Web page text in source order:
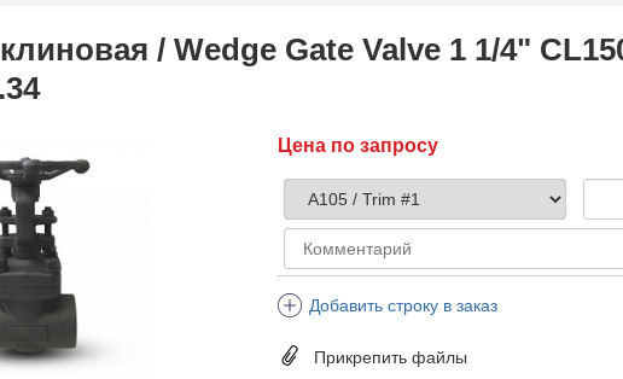
/ Wedge Gate Valve 1 1/4"
Цена по запросу
Добавить строку в заказ
Прикрепить файлы